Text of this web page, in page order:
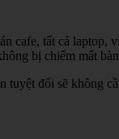
cafe, tất cả laptop,
bị chiếm mất
đối sẽ không